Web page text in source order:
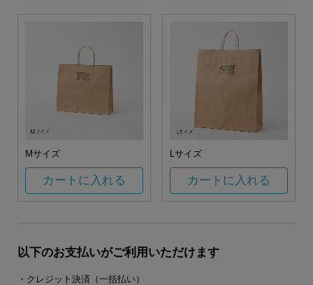
Mサイズ
カートに入れる
Lサイズ
カートに入れる
以下のお支払いがご利用いただけます
・クレジット決済（一括払い）